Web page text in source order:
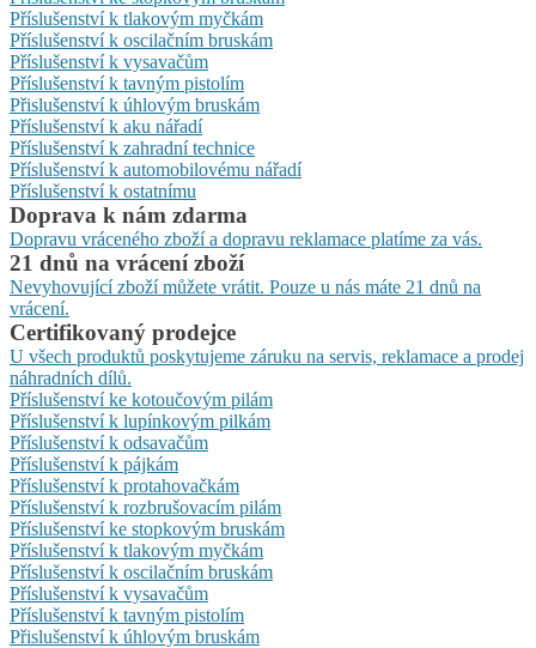
Příslušenství k tlakovým myčkám
Příslušenství k oscilačním bruskám
Příslušenství k vysavačům
Příslušenství k tavným pistolím
Přislušenství k úhlovým bruskám
Příslušenství k aku nářadí
Příslušenství k zahradní technice
Příslušenství k automobilovému nářadí
Příslušenství k ostatnímu
Doprava k nám zdarma
Dopravu vráceného zboží a dopravu reklamace platíme za vás.
21 dnů na vrácení zboží
Nevyhovující zboží můžete vrátit. Pouze u nás máte 21 dnů na
vrácení.
Certifikovaný prodejce
U všech produktů poskytujeme záruku na servis, reklamace a prodej
náhradních dílů.
Příslušenství ke kotoučovým pilám
Příslušenství k lupínkovým pilkám
Příslušenství k odsavačům
Příslušenství k pájkám
Příslušenství k protahovačkám
Příslušenství k rozbrušovacím pilám
Příslušenství ke stopkovým bruskám
Příslušenství k tlakovým myčkám
Příslušenství k oscilačním bruskám
Příslušenství k vysavačům
Příslušenství k tavným pistolím
Přislušenství k úhlovým bruskám